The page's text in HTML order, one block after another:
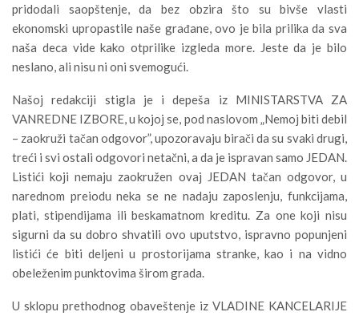
pridodali saopštenje, da bez obzira što su bivše vlasti
ekonomski upropastile naše građane, ovo je bila prilika da sva
naša deca vide kako otprilike izgleda more. Jeste da je bilo
neslano, ali nisu ni oni svemogući.
Našoj redakciji stigla je i depeša iz MINISTARSTVA ZA
VANREDNE IZBORE, u kojoj se, pod naslovom „Nemoj biti debil
– zaokruži tačan odgovor”, upozoravaju birači da su svaki drugi,
treći i svi ostali odgovori netačni, a da je ispravan samo JEDAN.
Listići koji nemaju zaokružen ovaj JEDAN tačan odgovor, u
narednom preiodu neka se ne nadaju zaposlenju, funkcijama,
plati, stipendijama ili beskamatnom kreditu. Za one koji nisu
sigurni da su dobro shvatili ovo uputstvo, ispravno popunjeni
listići će biti deljeni u prostorijama stranke, kao i na vidno
obeleženim punktovima širom grada.
U sklopu prethodnog obaveštenje iz VLADINE KANCELARIJE